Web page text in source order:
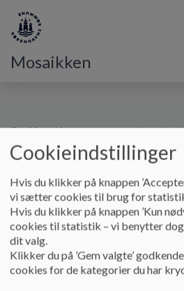
å
Mosaikken
Om Mosaikken og vores pædagogik
Ferie og fravær
Ferie og fravær
Alle har brug for ferie - også børn.
et dagtilbud, og derfor er vores
tre ugers sammenhængende ferie
kortere ferier og forlængede
Cookieindstillinger
Hvis du klikker på knappen
vi sætter cookies til brug for
Hvis du klikker på knappen ’Kun
cookies til statistik – vi benytter
dit valg.
Klikker du på ’Gem valgte’
cookies for de kategorier du har